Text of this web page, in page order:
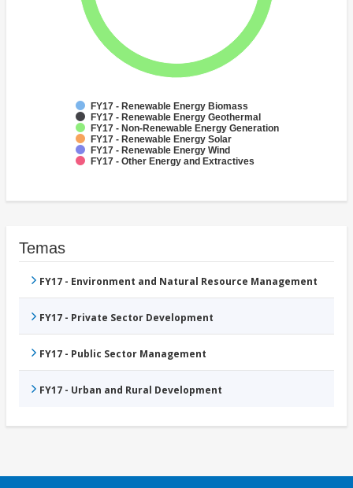
FY17 - Renewable Energy Biomass
FY17 - Renewable Energy Geothermal
FY17 - Non-Renewable Energy Generation
FY17 - Renewable Energy Solar
FY17 - Renewable Energy Wind
FY17 - Other Energy and Extractives
Temas
FY17 - Environment and Natural Resource Management
FY17 - Private Sector Development
FY17 - Public Sector Management
FY17 - Urban and Rural Development